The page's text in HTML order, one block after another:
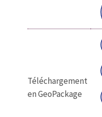
Téléchargement
en GeoPackage